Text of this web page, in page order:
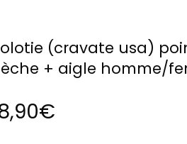
(cravate usa)
+ aigle homme/
€